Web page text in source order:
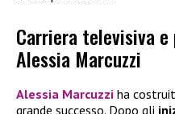
Carriera televisiva
Alessia Marcuzzi
Alessia Marcuzzi ha
grande successo. Dopo gli